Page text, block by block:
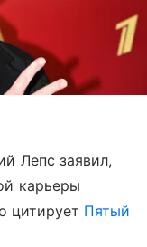
Лепс заявил,
карьеры
цитирует Пятый